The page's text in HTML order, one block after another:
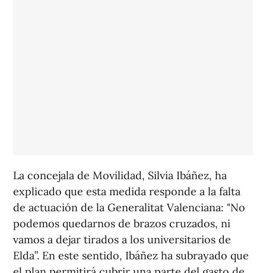
La concejala de Movilidad, Silvia Ibáñez, ha
explicado que esta medida responde a la falta
de actuación de la Generalitat Valenciana: "No
podemos quedarnos de brazos cruzados, ni
vamos a dejar tirados a los universitarios de
Elda”. En este sentido, Ibáñez ha subrayado que